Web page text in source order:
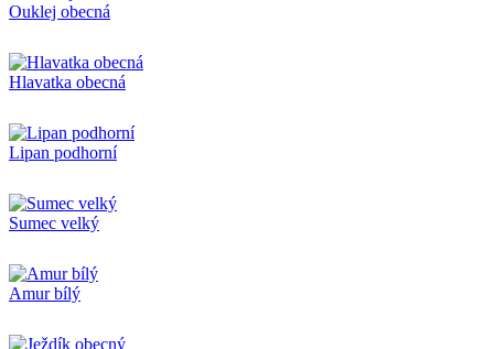
Ouklej obecná
Hlavatka obecná
Lipan podhorní
Sumec velký
Amur bílý